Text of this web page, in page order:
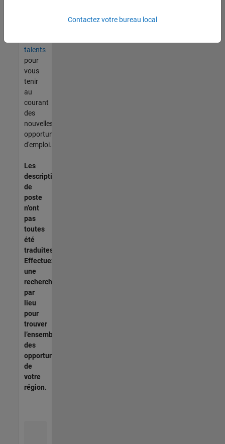
talents
pour
vous
tenir
au
courant
des
nouvelles
opportunités
d'emploi.
Les
descriptions
de
poste
n’ont
pas
toutes
été
traduites.
Effectuez
une
recherche
par
lieu
pour
trouver
l’ensemble
des
opportunités
de
votre
région.
Contactez votre bureau local